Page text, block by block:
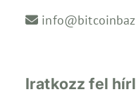
Iratkozz fel